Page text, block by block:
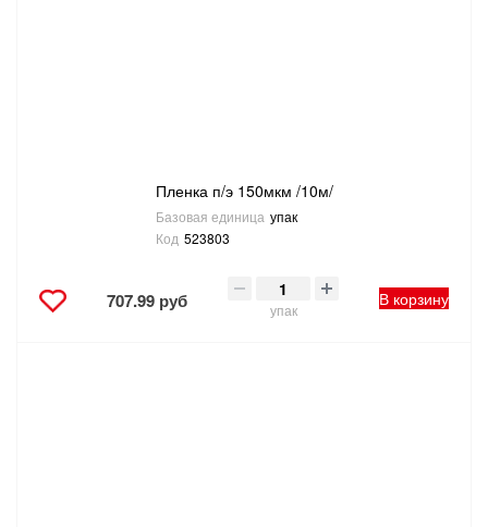
Пленка п/э 150мкм /10м/
Базовая единица упак
Код 523803
707.99 руб упак
В корзину